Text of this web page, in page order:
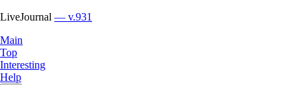
LiveJournal — v.931
Main
Top
Interesting
Help